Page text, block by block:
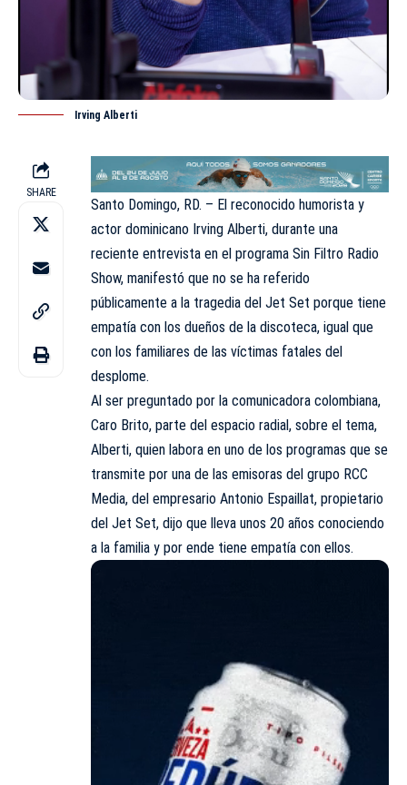
Irving Alberti
SHARE
Santo Domingo, RD. – El reconocido humorista y
actor dominicano Irving Alberti, durante una
reciente entrevista en el programa Sin Filtro Radio
Show, manifestó que no se ha referido
públicamente a la tragedia del Jet Set porque tiene
empatía con los dueños de la discoteca, igual que
con los familiares de las víctimas fatales del
desplome.
Al ser preguntado por la comunicadora colombiana,
Caro Brito, parte del espacio radial, sobre el tema,
Alberti, quien labora en uno de los programas que se
transmite por una de las emisoras del grupo RCC
Media, del empresario Antonio Espaillat, propietario
del Jet Set, dijo que lleva unos 20 años conociendo
a la familia y por ende tiene empatía con ellos.